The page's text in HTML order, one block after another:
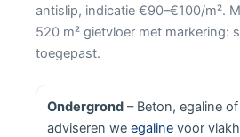
antislip, indicatie €90–€100/m².
520 m² gietvloer met markering:
toegepast.
Ondergrond – Beton, egaline
adviseren we egaline voor